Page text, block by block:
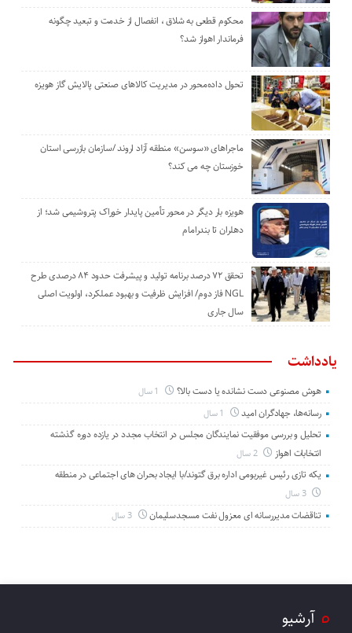
محکوم قطعی به شلاق ، انفصال از خدمت و تبعید چگونه
فرماندار اهواز شد؟
تحول داده‌محور در مدیریت کالاهای صنعتی پالایش گاز هویزه
ماجراهای «سوسن» منطقه آزاد اروند /سازمان بازرسی استان
خوزستان چه می کند؟
هویزه بار دیگر در محور تأمین پایدار خوراک پتروشیمی شد؛ از
دهلران تا بندرامام
تحقق ۷۲ درصد برنامه تولید و پیشرفت حدود ۸۴ درصدی طرح
NGL فاز دوم/ افزایش ظرفیت و بهبود عملکرد، اولویت اصلی
سال جاری
یادداشت
هوش مصنوعی دست نشانده یا دست بالا؟
رسانه‌ها، جهادگران امید
تحلیل و بررسی موفقیت نمایندگان مجلس در انتخاب مجدد در یازده دوره گذشته
انتخابات اهواز
2 سال
یکه تازی رئیس غیربومی اداره برق گتوند/با ایجاد بحران های اجتماعی در منطقه
3 سال
تناقضات مدیررسانه ای معزول نفت مسجدسلیمان 3 سال
آرشیو